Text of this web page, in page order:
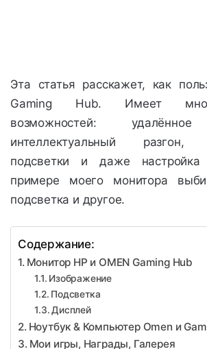
Эта статья расскажет, как
Gaming Hub. Имеет
возможностей: удалённое
интеллектуальный разгон,
подсветки и даже
примере моего монитора
подсветка и другое.
Содержание:
Монитор HP и OMEN Gaming Hub
Изображение
Подсветка
Дисплей
Ноутбук & Компьютер Omen и
Мои игры, Награды, Галерея